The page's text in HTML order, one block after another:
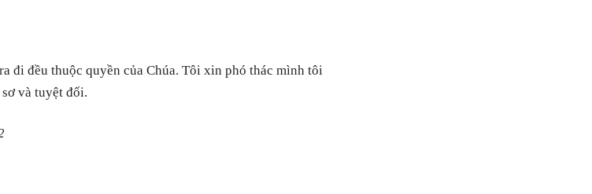
đi đều thuộc quyền của Chúa. Tôi xin phó thác mình tôi
và tuyệt đối.